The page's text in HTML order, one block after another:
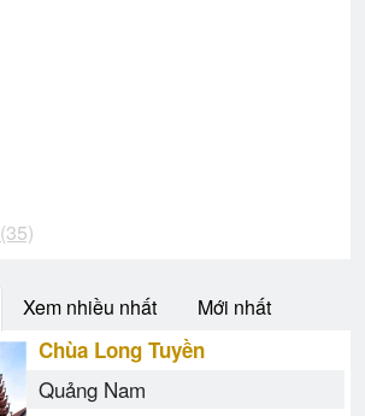
(35)
Xem nhiều nhất Mới nhất
Chùa Long Tuyền
Quảng Nam